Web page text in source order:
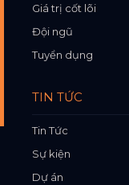
Giá trị cốt lõi
Đội ngũ
Tuyển dụng
TIN TỨC
Tin Tức
Sự kiện
Dự án